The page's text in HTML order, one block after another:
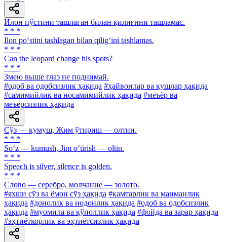
Илон пўстини ташлаган билан қилиғини ташламас.
* * *
Ilon po‘stini tashlagan bilan qilig‘ini tashlamas.
* * *
Can the leopard change his spots?
* * *
Змею выше глаз не поднимай.
#одоб ва одобсизлик ҳақида #ҳайвонлар ва қушлар ҳақида
#самимийлик ва носамимийлик ҳақида #меъёр ва
меъёрсизлик ҳақида
Сўз — кумуш, Жим ўтириш — олтин.
* * *
So‘z — kumush, Jim o‘tirish — oltin.
* * *
Speech is silver, silence is golden.
* * *
Слово — серебро, молчание — золото.
#яхши сўз ва ёмон сўз ҳақида #камтарлик ва манманлик
ҳақида #донолик ва нодонлик ҳақида #одоб ва одобсизлик
ҳақида #муомила ва қўполлик ҳақида #фойда ва зарар ҳақида
#эҳтиёткорлик ва эҳтиётсизлик ҳақида